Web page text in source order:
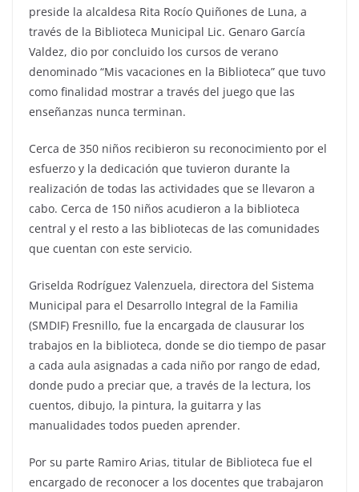
preside la alcaldesa Rita Rocío Quiñones de Luna, a
través de la Biblioteca Municipal Lic. Genaro García
Valdez, dio por concluido los cursos de verano
denominado “Mis vacaciones en la Biblioteca” que tuvo
como finalidad mostrar a través del juego que las
enseñanzas nunca terminan.
Cerca de 350 niños recibieron su reconocimiento por el
esfuerzo y la dedicación que tuvieron durante la
realización de todas las actividades que se llevaron a
cabo. Cerca de 150 niños acudieron a la biblioteca
central y el resto a las bibliotecas de las comunidades
que cuentan con este servicio.
Griselda Rodríguez Valenzuela, directora del Sistema
Municipal para el Desarrollo Integral de la Familia
(SMDIF) Fresnillo, fue la encargada de clausurar los
trabajos en la biblioteca, donde se dio tiempo de pasar
a cada aula asignadas a cada niño por rango de edad,
donde pudo a preciar que, a través de la lectura, los
cuentos, dibujo, la pintura, la guitarra y las
manualidades todos pueden aprender.
Por su parte Ramiro Arias, titular de Biblioteca fue el
encargado de reconocer a los docentes que trabajaron